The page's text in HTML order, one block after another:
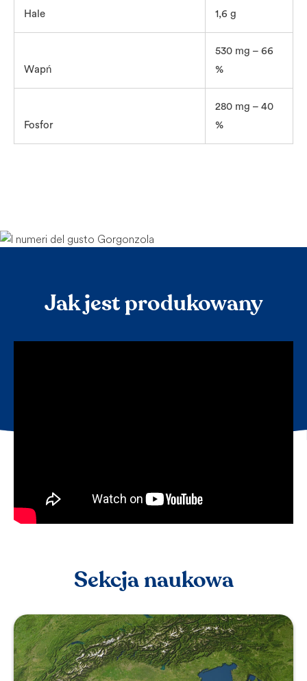
Hale 1,6 g
Wapń
530 mg – 66
%
Fosfor
280 mg – 40
%
Jak jest produkowany
Sekcja naukowa